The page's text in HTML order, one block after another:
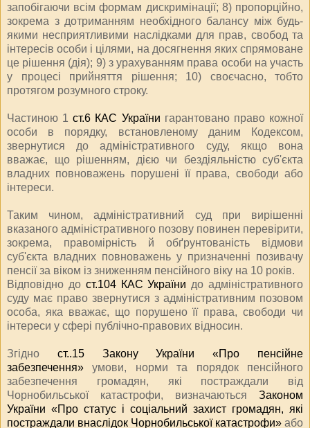
запобігаючи всім формам дискримінації; 8) пропорційно,
зокрема з дотриманням необхідного балансу між будь-
якими несприятливими наслідками для прав, свобод та
інтересів особи і цілями, на досягнення яких спрямоване
це рішення (дія); 9) з урахуванням права особи на участь
у процесі прийняття рішення; 10) своєчасно, тобто
протягом розумного строку.
Частиною 1ст.6 КАС України гарантовано право кожної
особи в порядку, встановленому даним Кодексом,
звернутися до адміністративного суду, якщо вона
вважає, що рішенням, дією чи бездіяльністю суб'єкта
владних повноважень порушені її права, свободи або
інтереси.
Таким чином, адміністративний суд при вирішенні
вказаного адміністративного позову повинен перевірити,
зокрема, правомірність й обґрунтованість відмови
суб'єкта владних повноважень у призначенні позивачу
пенсії за віком із зниженням пенсійного віку на 10 років.
Відповідно до ст.104 КАС України до адміністративного
суду має право звернутися з адміністративним позовом
особа, яка вважає, що порушено її права, свободи чи
інтереси у сфері публічно-правових відносин.
Згідно ст..15 Закону України «Про пенсійне
забезпечення» умови, норми та порядок пенсійного
забезпечення громадян, які постраждали від
Чорнобильської катастрофи, визначаються Законом
України «Про статус і соціальний захист громадян, які
постраждали внаслідок Чорнобильської катастрофи» або